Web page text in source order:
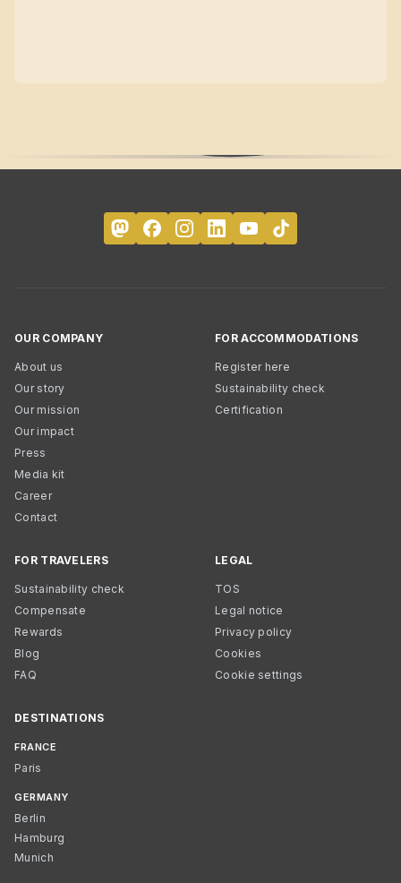
OUR COMPANY
About us
Our story
Our mission
Our impact
Press
Media kit
Career
Contact
FOR ACCOMMODATIONS
Register here
Sustainability check
Certification
FOR TRAVELERS
Sustainability check
Compensate
Rewards
Blog
FAQ
LEGAL
TOS
Legal notice
Privacy policy
Cookies
Cookie settings
DESTINATIONS
FRANCE
Paris
GERMANY
Berlin
Hamburg
Munich